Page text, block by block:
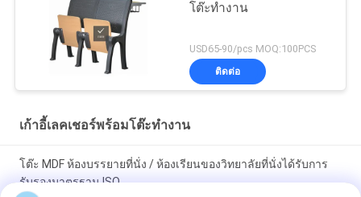
โต๊ะทำงาน
USD65-90/pcs MOQ:100PCS
ติดต่อ
เก้าอี้เลคเชอร์พร้อมโต๊ะทำงาน
โต๊ะ MDF ห้องบรรยายที่นั่ง / ห้องเรียนของวิทยาลัยที่นั่งได้รับการ
รับรองมาตรฐาน ISO